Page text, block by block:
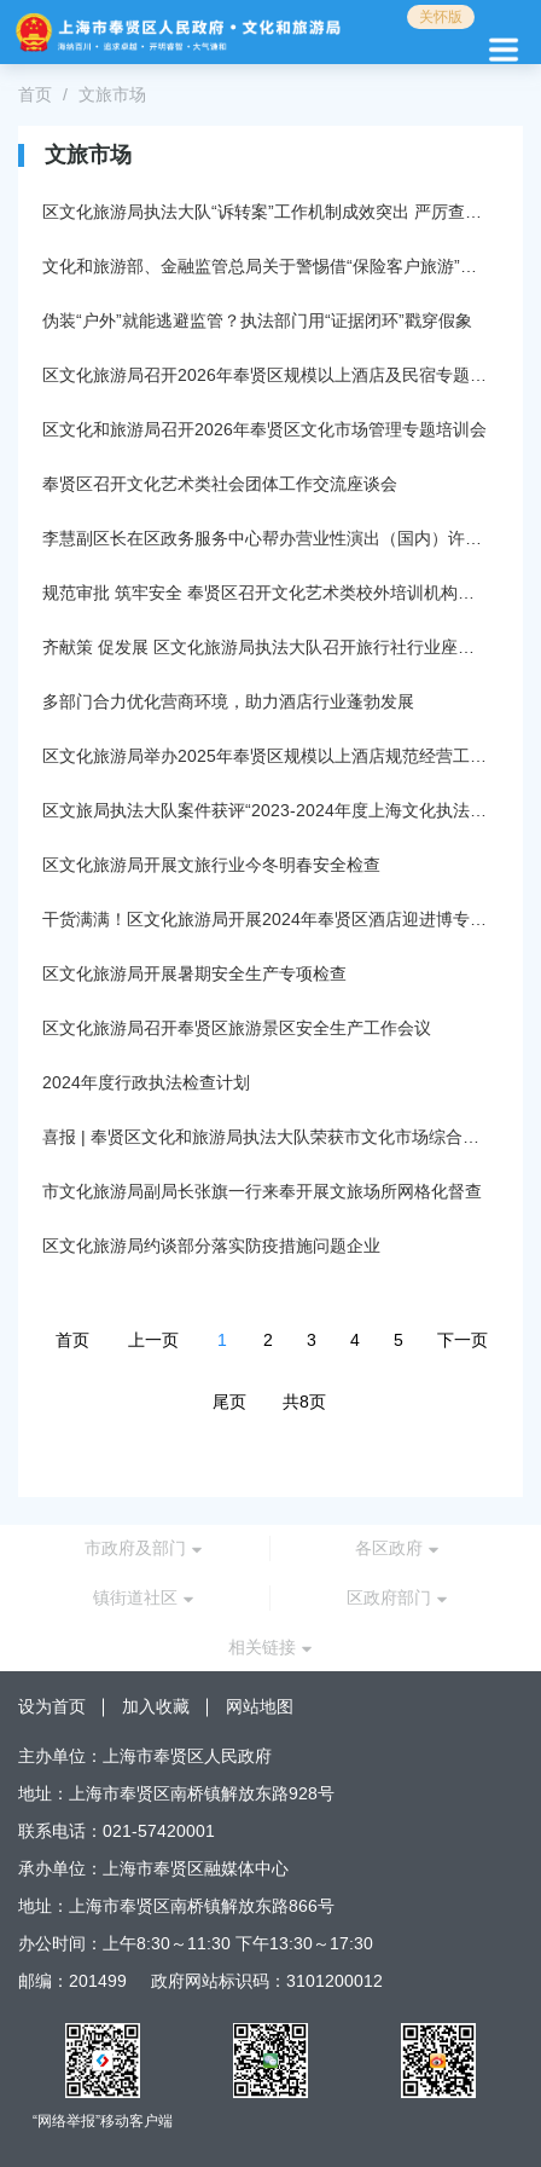
障
碍
关怀版
首页 文旅市场
文旅市场
区文化旅游局执法大队“诉转案”工作机制成效突出 严厉查处无证经营旅游业务行为
文化和旅游部、金融监管总局关于警惕借“保险客户旅游”名义侵害消费者权益的风险提示
伪装“户外”就能逃避监管？执法部门用“证据闭环”戳穿假象
区文化旅游局召开2026年奉贤区规模以上酒店及民宿专题培训会
区文化和旅游局召开2026年奉贤区文化市场管理专题培训会
奉贤区召开文化艺术类社会团体工作交流座谈会
李慧副区长在区政务服务中心帮办营业性演出（国内）许可事项
规范审批 筑牢安全 奉贤区召开文化艺术类校外培训机构工作推进会
齐献策 促发展 区文化旅游局执法大队召开旅行社行业座谈会
多部门合力优化营商环境，助力酒店行业蓬勃发展
区文化旅游局举办2025年奉贤区规模以上酒店规范经营工作会议
区文旅局执法大队案件获评“2023-2024年度上海文化执法示范案例”
区文化旅游局开展文旅行业今冬明春安全检查
干货满满！区文化旅游局开展2024年奉贤区酒店迎进博专题培训
区文化旅游局开展暑期安全生产专项检查
区文化旅游局召开奉贤区旅游景区安全生产工作会议
2024年度行政执法检查计划
喜报 | 奉贤区文化和旅游局执法大队荣获市文化市场综合执法先进单位
市文化旅游局副局长张旗一行来奉开展文旅场所网格化督查
区文化旅游局约谈部分落实防疫措施问题企业
首页 上一页 1 2 3 4 5 下一页
尾页 共8页
市政府及部门 各区政府
镇街道社区 区政府部门
相关链接
设为首页 加入收藏 网站地图
主办单位：上海市奉贤区人民政府
地址：上海市奉贤区南桥镇解放东路928号
联系电话：021-57420001
承办单位：上海市奉贤区融媒体中心
地址：上海市奉贤区南桥镇解放东路866号
办公时间：上午8:30～11:30 下午13:30～17:30
邮编：201499
政府网站标识码：3101200012
“网络举报”移动客户端